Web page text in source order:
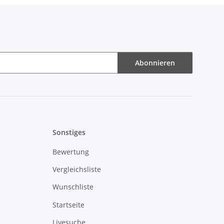
Abonnieren
Sonstiges
Bewertung
Vergleichsliste
Wunschliste
Startseite